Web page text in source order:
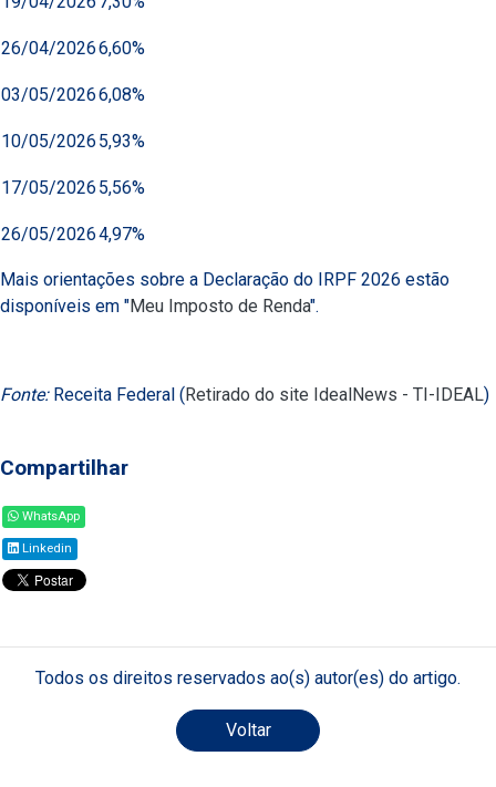
26/04/20266,60%
03/05/20266,08%
10/05/2026 5,93%
17/05/2026 5,56%
26/05/20264,97%
Mais orientações sobre a Declaração do IRPF 2026 estão
disponíveis em "Meu Imposto de Renda".
Fonte:Receita Federal (Retirado do site IdealNews - TI-IDEAL)
Compartilhar
WhatsApp
Linkedin
Todos os direitos reservados ao(s) autor(es) do artigo.
Voltar